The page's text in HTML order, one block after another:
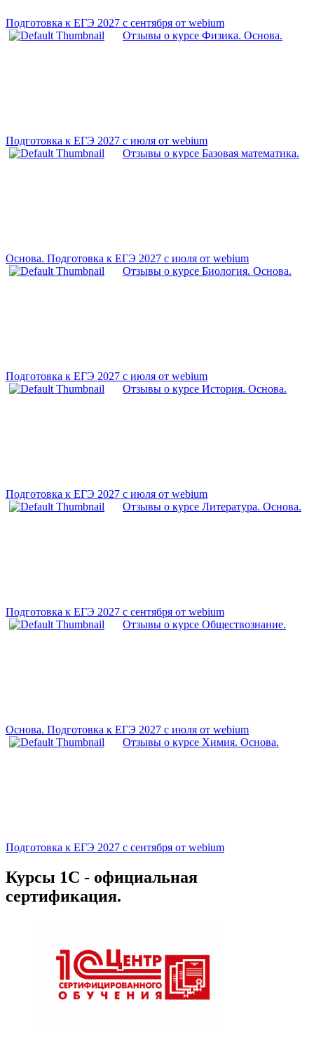
Подготовка к ЕГЭ 2027 с сентября от webium
Отзывы о курсе Физика. Основа.
Подготовка к ЕГЭ 2027 с июля от webium
Отзывы о курсе Базовая математика.
Основа. Подготовка к ЕГЭ 2027 с июля от webium
Отзывы о курсе Биология. Основа.
Подготовка к ЕГЭ 2027 с июля от webium
Отзывы о курсе История. Основа.
Подготовка к ЕГЭ 2027 с июля от webium
Отзывы о курсе Литература. Основа.
Подготовка к ЕГЭ 2027 с сентября от webium
Отзывы о курсе Обществознание.
Основа. Подготовка к ЕГЭ 2027 с июля от webium
Отзывы о курсе Химия. Основа.
Подготовка к ЕГЭ 2027 с сентября от webium
Курсы 1С - официальная
сертификация.